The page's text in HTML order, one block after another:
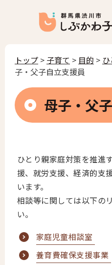
トップ > 子育て > 目的 >
子・父子自立支援員
母子・父
ひとり親家庭対策を推進
援、就労支援、経済的支
います。
相談等に関しては以下の
い。
家庭児童相談室
養育費確保支援事業